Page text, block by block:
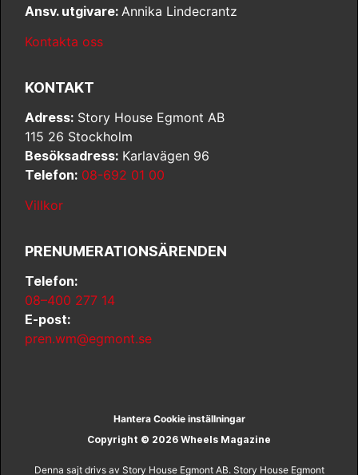
Ansv. utgivare: Annika Lindecrantz
Kontakta oss
KONTAKT
Adress: Story House Egmont AB
115 26 Stockholm
Besöksadress: Karlavägen 96
Telefon: 08-692 01 00
Villkor
PRENUMERATIONSÄRENDEN
Telefon:
08–400 277 14
E-post:
pren.wm@egmont.se
Hantera Cookie inställningar
Copyright © 2026 Wheels Magazine
Denna sajt drivs av Story House Egmont AB. Story House Egmont